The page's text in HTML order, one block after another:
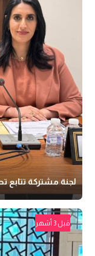
لجنة مشتركة تتابع
قبل 3 أشهر